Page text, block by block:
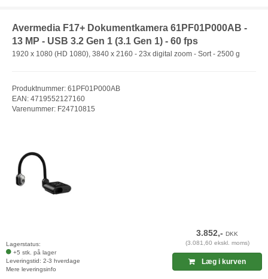
Avermedia F17+ Dokumentkamera 61PF01P000AB -
13 MP - USB 3.2 Gen 1 (3.1 Gen 1) - 60 fps
1920 x 1080 (HD 1080), 3840 x 2160 - 23x digital zoom - Sort - 2500 g
Produktnummer: 61PF01P000AB
EAN: 4719552127160
Varenummer: F24710815
Lagerstatus:
+5 stk. på lager
Leveringstid: 2-3 hverdage
Mere leveringsinfo
3.852,-DKK
(3.081,60 ekskl. moms)
Læg i kurven